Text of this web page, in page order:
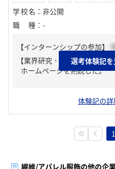
学校名 ： 非公開
職種 ： -
【インターンシップの参加】
【業界研究・企業研究はどん
ホームページを熟読した。
選考体験記を
体験記の
1
繊維/アパレル服飾の他の企